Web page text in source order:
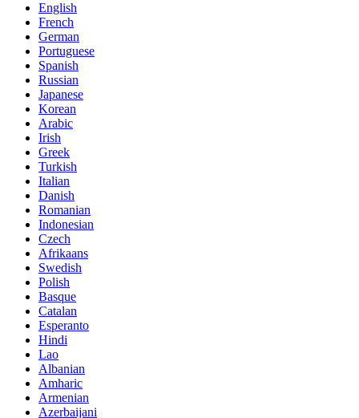
English
French
German
Portuguese
Spanish
Russian
Japanese
Korean
Arabic
Irish
Greek
Turkish
Italian
Danish
Romanian
Indonesian
Czech
Afrikaans
Swedish
Polish
Basque
Catalan
Esperanto
Hindi
Lao
Albanian
Amharic
Armenian
Azerbaijani